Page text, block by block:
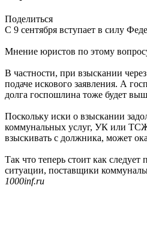
Поделиться
С 9 сентября вступает в силу
Мнение юристов по этому
В частности, при взыскании
подаче искового заявления. А
долга госпошлина тоже будет
Поскольку иски о взыскании
коммунальных услуг, УК или
взыскивать с должника, может
Так что теперь стоит как
ситуации, поставщики
1000inf.ru